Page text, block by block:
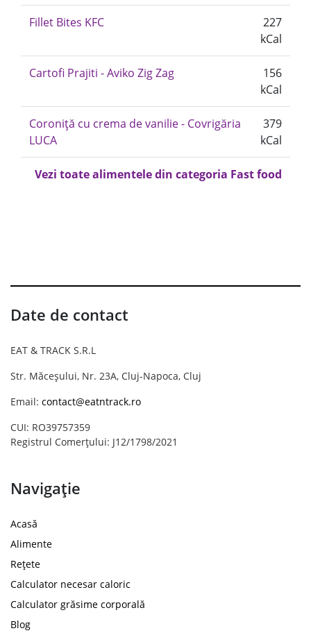
Fillet Bites KFC
227
kCal
Cartofi Prajiti - Aviko Zig Zag
156
kCal
Coroniță cu crema de vanilie - Covrigăria
LUCA
379
kCal
Vezi toate alimentele din categoria Fast food
Date de contact
EAT & TRACK S.R.L
Str. Măceșului, Nr. 23A, Cluj-Napoca, Cluj
Email: contact@eatntrack.ro
CUI: RO39757359
Registrul Comerțului: J12/1798/2021
Navigație
Acasă
Alimente
Rețete
Calculator necesar caloric
Calculator grăsime corporală
Blog